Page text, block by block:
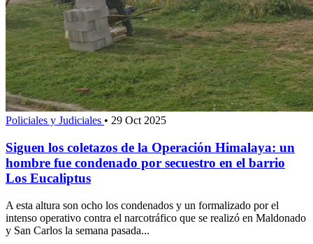
Policiales y Judiciales • 29 Oct 2025
Siguen los coletazos de la Operación Himalaya: un
hombre fue condenado por secuestro en el barrio
Los Eucaliptus
A esta altura son ocho los condenados y un formalizado por el
intenso operativo contra el narcotráfico que se realizó en Maldonado
y San Carlos la semana pasada...